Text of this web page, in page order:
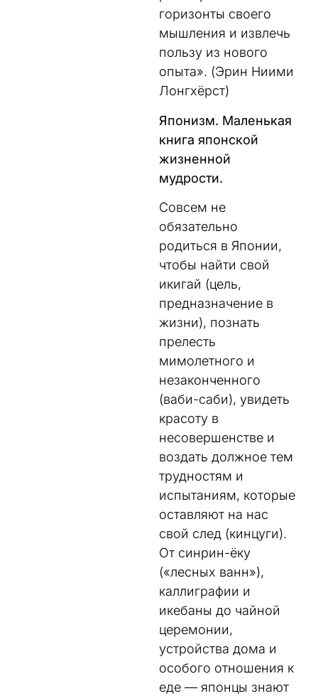
горизонты своего
мышления и извлечь
пользу из нового
опыта». (Эрин Ниими
Лонгхёрст)
Японизм. Маленькая
книга японской
жизненной
мудрости.
Совсем не
обязательно
родиться в Японии,
чтобы найти свой
икигай (цель,
предназначение в
жизни), познать
прелесть
мимолетного и
незаконченного
(ваби-саби), увидеть
красоту в
несовершенстве и
воздать должное тем
трудностям и
испытаниям, которые
оставляют на нас
свой след (кинцуги).
От синрин-ёку
(«лесных ванн»),
каллиграфии и
икебаны до чайной
церемонии,
устройства дома и
особого отношения к
еде — японцы знают